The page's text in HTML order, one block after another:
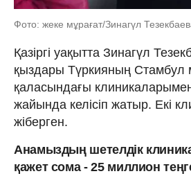
Фото: жеке мұрағат/Зинагүл
Қазіргі уақытта Зинагүл
қыздары Түркияның Стамбул
қаласындағы
жайында келісіп жатыр. Екі
жіберген.
Анамыздың шетелдік
қажет сома - 25 миллион